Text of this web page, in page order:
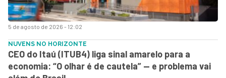
5 de agosto de 2026 - 12:02
NUVENS NO HORIZONTE
CEO do Itaú (ITUB4) liga sinal amarelo para a
economia: “O olhar é de cautela” — e problema vai